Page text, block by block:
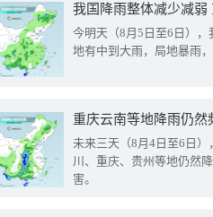
我国降雨整体减少减弱
今明天（8月5日至6日）
地有中到大雨，局地暴雨
重庆云南等地降雨仍然
未来三天（8月4日至6日
川、重庆、贵州等地仍然
害。